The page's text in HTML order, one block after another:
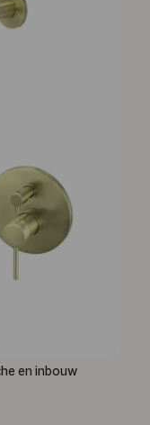
en inbouw